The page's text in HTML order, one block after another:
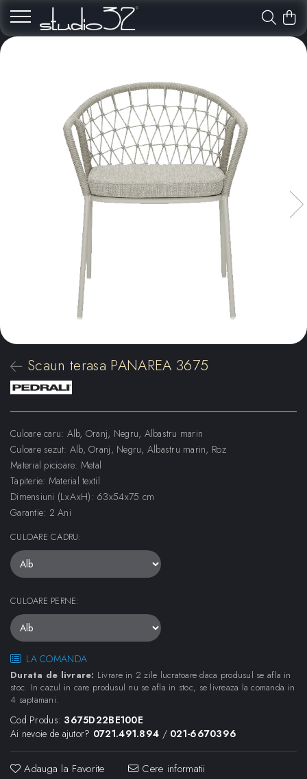
Scaun terasa PANAREA 3675
Culoare caru: Alb, Oranj, Negru, Albastru marin
Culoare sezut: Alb, Oranj, Negru, Albastru marin, Roz
Material picioare: Metal
Tapiterie: Material textil
Dimensiuni (LxAxH): 63x54x75 cm
Garantie: 2 Ani
CULOARE CADRU:
CULOARE PERNE:
LA COMANDA
Durata de livrare: Livrare in 2 zile lucratoare daca produsul se afla in
stoc. In cazul in care produsul nu se afla in stoc, se livreaza la comanda in
4 saptamani.
Cod Produs: 3675D22BE100E
Ai nevoie de ajutor? 0721.491.894 / 021-6670396
Adauga la Favorite Cere informatii